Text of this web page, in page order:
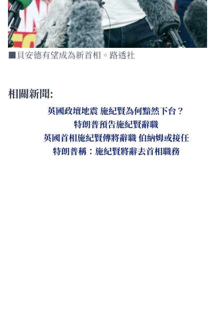
■貝安德有望成為新首相。路透社
相關新聞:
英國政壇地震 施紀賢為何黯然下台？
特朗普預告施紀賢辭職
英國首相施紀賢傳將辭職 伯納姆或接任
特朗普稱：施紀賢將辭去首相職務